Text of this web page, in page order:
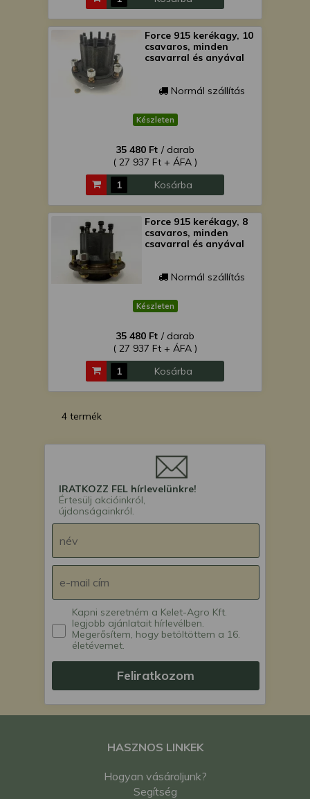
Force 915 kerékagy, 10
csavaros, minden
csavarral és anyával
Normál szállítás
Készleten
35 480 Ft / darab
( 27 937 Ft + ÁFA )
Kosárba
Force 915 kerékagy, 8
csavaros, minden
csavarral és anyával
Normál szállítás
Készleten
35 480 Ft / darab
( 27 937 Ft + ÁFA )
Kosárba
4 termék
IRATKOZZ FEL hírlevelünkre!
Értesülj akcióinkról,
újdonságainkról.
Kapni szeretném a Kelet-Agro Kft.
legjobb ajánlatait hírlevélben.
Megerősítem, hogy betöltöttem a 16.
életévemet.
Feliratkozom
HASZNOS LINKEK
Hogyan vásároljunk?
Segítség